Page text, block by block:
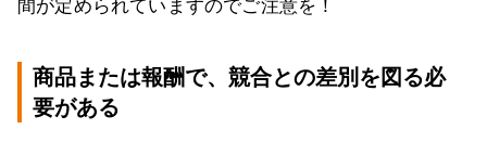
間が定められていますのでご注意を！
商品または報酬で、競合との差別を図る必
要がある